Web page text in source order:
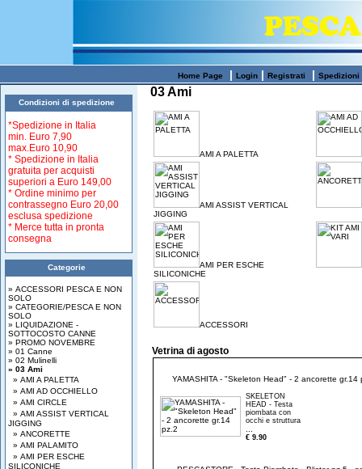
Home Page| Login| Registrati | Spedizioni
Condizioni di spedizione
*Spedizione in Italia
min. Euro 7,90
max.Euro 10,90
* Spedizione in Italia
gratuita per acquisti
superiori a Euro 149,00
* Ordine minimo per
contrassegno Euro 20,00
esclusa spedizione
* Merce tutta in pronta
consegna
Categorie
» ACCESSORI PESCA E NON
SOLO
» CATEGORIE/PESCA E NON
SOLO
» LIQUIDAZIONE -
SOTTOCOSTO CANNE
» PROMO NOVEMBRE
» 01 Canne
» 02 Mulinelli
» 03 Ami
» AMI A PALETTA
» AMI AD OCCHIELLO
» AMI CIRCLE
» AMI ASSIST VERTICAL
JIGGING
» ANCORETTE
» AMI PALAMITO
» AMI PER ESCHE
SILICONICHE
03 Ami
AMI A PALETTA
AMI ASSIST VERTICAL
JIGGING
AMI PER ESCHE
SILICONICHE
ACCESSORI
Vetrina di agosto
YAMASHITA - "Skeleton Head" - 2 ancorette gr.14
SKELETON
HEAD - Testa
piombata con
occhi e struttura
€ 9.90